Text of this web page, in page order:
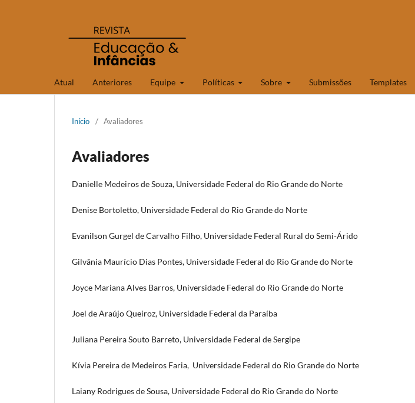
Atual Anteriores Equipe Políticas Sobre Submissões Templates
Início / Avaliadores
Avaliadores
Danielle Medeiros de Souza, Universidade Federal do Rio Grande do Norte
Denise Bortoletto, Universidade Federal do Rio Grande do Norte
Evanilson Gurgel de Carvalho Filho, Universidade Federal Rural do Semi-Árido
Gilvânia Maurício Dias Pontes, Universidade Federal do Rio Grande do Norte
Joyce Mariana Alves Barros, Universidade Federal do Rio Grande do Norte
Joel de Araújo Queiroz, Universidade Federal da Paraíba
Juliana Pereira Souto Barreto, Universidade Federal de Sergipe
Kívia Pereira de Medeiros Faria, Universidade Federal do Rio Grande do Norte
Laiany Rodrigues de Sousa, Universidade Federal do Rio Grande do Norte